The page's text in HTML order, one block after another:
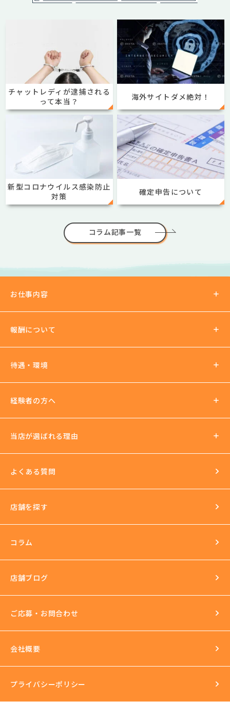
チャットレディが逮捕される
って本当？
海外サイトダメ絶対！
新型コロナウイルス感染防止
対策
確定申告について
コラム記事一覧
お仕事内容
報酬について
報酬の仕組み
待遇・環境
待遇について
法人運営
イベントもいっぱい
環境
長年の運営実績
完全個室
スタッフ研修
セクハラ根絶
経験者の方へ
当店が選ばれる理由
よくある質問
店舗を探す
コラム
店舗ブログ
ご応募・お問合わせ
会社概要
プライバシーポリシー